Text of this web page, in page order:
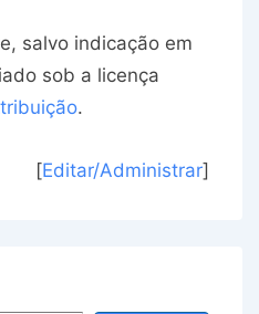
salvo indicação em
sob a licença
.
[Editar/Administrar]